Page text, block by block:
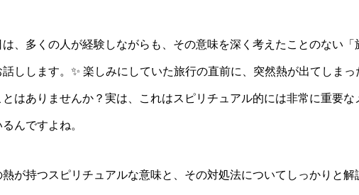
は、多くの人が経験しながらも、その意味を深く考えたことのない「
しします。✨ 楽しみにしていた旅行の直前に、突然熱が出てしま
はありませんか？実は、これはスピリチュアル的には非常に重要な
んですよね。
が持つスピリチュアルな意味と、その対処法についてしっかりと解